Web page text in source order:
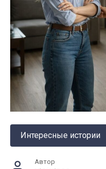
Интересные истории
Автор